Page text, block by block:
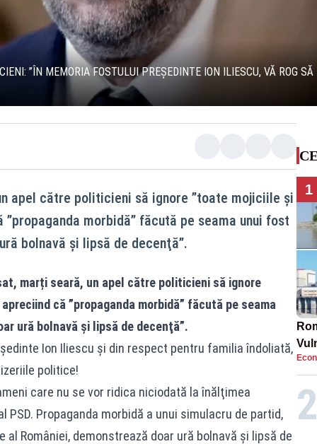
”ÎN MEMORIA FOSTULUI PREȘEDINTE ION ILIESCU, VĂ ROG
apel către politicieni să ignore ”toate mojiciile şi
morbidă” făcută pe seama unui fost
bolnavă şi lipsă de decenţă”.
marți seară, un apel către politicieni să ignore
că ”propaganda morbidă” făcută pe seama
ură bolnavă şi lipsă de decenţă”.
Ion Iliescu şi din respect pentru familia îndoliată,
politice!
care nu se vor ridica niciodată la înălţimea
Propaganda morbidă a unui simulacru de partid,
României, demonstrează doar ură bolnavă şi lipsă de
1
2